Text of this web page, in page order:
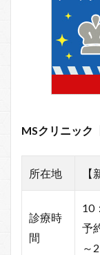
MSクリニック
所在地 【
診療時
間
10
予
～